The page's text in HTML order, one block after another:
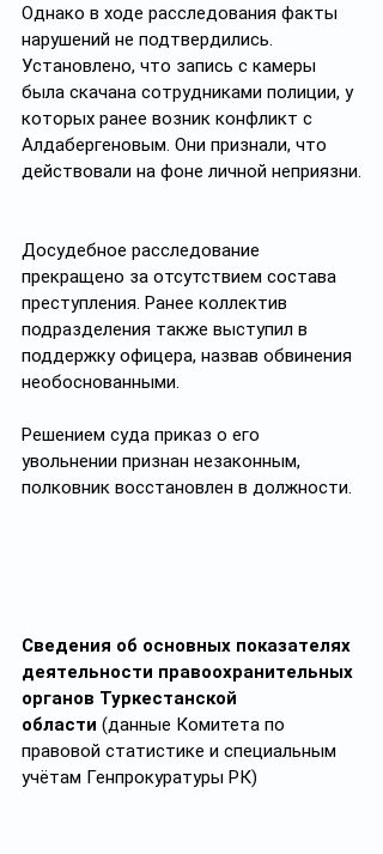
Однако в ходе расследования факты
нарушений не подтвердились.
Установлено, что запись с камеры
была скачана сотрудниками полиции, у
которых ранее возник конфликт с
Алдабергеновым. Они признали, что
действовали на фоне личной неприязни.
Досудебное расследование
прекращено за отсутствием состава
преступления. Ранее коллектив
подразделения также выступил в
поддержку офицера, назвав обвинения
необоснованными.
Решением суда приказ о его
увольнении признан незаконным,
полковник восстановлен в должности.
Сведения об основных показателях
деятельности правоохранительных
органов Туркестанской
области (данные Комитета по
правовой статистике и специальным
учётам Генпрокуратуры РК)